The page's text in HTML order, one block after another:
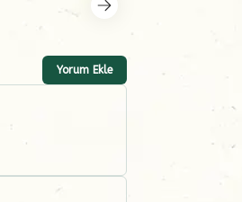
Yorum Ekle